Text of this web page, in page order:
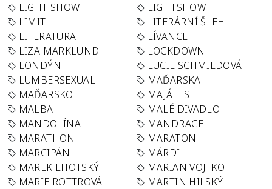
LIGHT SHOW
LIGHTSHOW
LIMIT
LITERÁRNÍ ŠLEH
LITERATURA
LÍVANCE
LIZA MARKLUND
LOCKDOWN
LONDÝN
LUCIE SCHMIEDOVÁ
LUMBERSEXUAL
MAĎARSKA
MAĎARSKO
MAJÁLES
MALBA
MALÉ DIVADLO
MANDOLÍNA
MANDRAGE
MARATHON
MARATON
MARCIPÁN
MÁRDI
MAREK LHOTSKÝ
MARIAN VOJTKO
MARIE ROTTROVÁ
MARTIN HILSKÝ